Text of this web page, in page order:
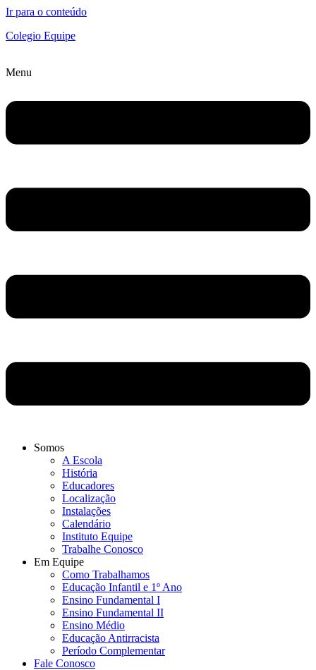
Ir para o conteúdo
Colegio Equipe
Menu
Somos
A Escola
História
Educadores
Localização
Instalações
Calendário
Instituto Equipe
Trabalhe Conosco
Em Equipe
Como Trabalhamos
Educação Infantil e 1º Ano
Ensino Fundamental I
Ensino Fundamental II
Ensino Médio
Educação Antirracista
Período Complementar
Fale Conosco